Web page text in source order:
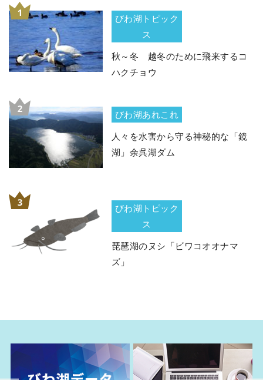
びわ湖トピック
ス
秋～冬 越冬のために飛来するコ
ハクチョウ
びわ湖あれこれ
人々を水害から守る神秘的な「鏡
湖」余呉湖ダム
びわ湖トピック
ス
琵琶湖のヌシ「ビワコオオナマ
ズ」